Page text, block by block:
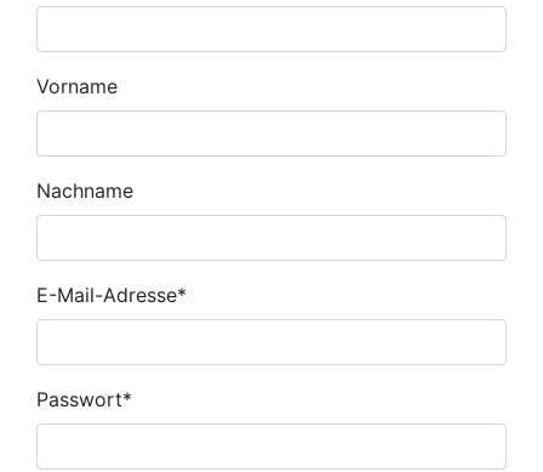
Vorname
Nachname
E-Mail-Adresse*
Passwort*